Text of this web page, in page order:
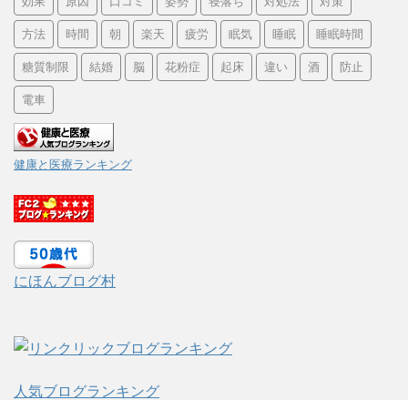
方法 時間 朝 楽天 疲労 眠気 睡眠 睡眠時間
糖質制限 結婚 脳 花粉症 起床 違い 酒 防止
電車
健康と医療ランキング
にほんブログ村
人気ブログランキング